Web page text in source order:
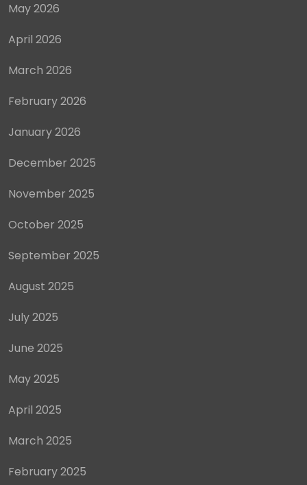
May 2026
April 2026
March 2026
February 2026
January 2026
December 2025
November 2025
October 2025
September 2025
August 2025
July 2025
June 2025
May 2025
April 2025
March 2025
February 2025